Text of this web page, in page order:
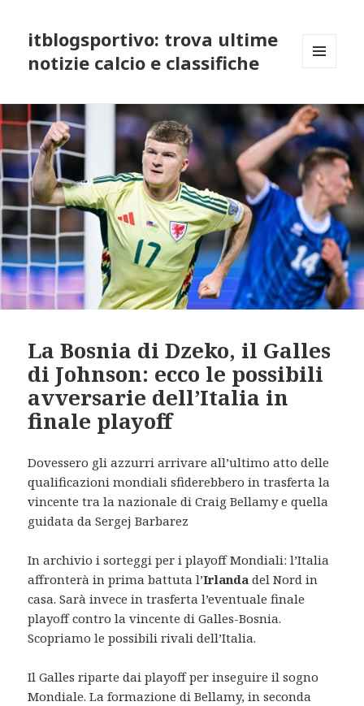
itblogsportivo: trova ultime
notizie calcio e classifiche
WIDGETS
La Bosnia di Dzeko, il Galles
di Johnson: ecco le possibili
avversarie dell’Italia in
finale playoff
Dovessero gli azzurri arrivare all’ultimo atto delle
qualificazioni mondiali sfiderebbero in trasferta la
vincente tra la nazionale di Craig Bellamy e quella
guidata da Sergej Barbarez
In archivio i sorteggi per i playoff Mondiali: l’Italia
affronterà in prima battuta l’Irlanda del Nord in
casa. Sarà invece in trasferta l’eventuale finale
playoff contro la vincente di Galles-Bosnia.
Scopriamo le possibili rivali dell’Italia.
Il Galles riparte dai playoff per inseguire il sogno
Mondiale. La formazione di Bellamy, in seconda